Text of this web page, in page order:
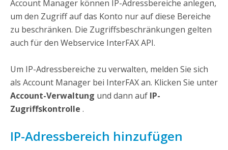
Account Manager können IP-Adressbereiche anlegen,
um den Zugriff auf das Konto nur auf diese Bereiche
zu beschränken. Die Zugriffsbeschränkungen gelten
auch für den Webservice InterFAXAPI.
Um IP-Adressbereiche zu verwalten, melden Sie sich
als Account Manager bei InterFAX an. Klicken Sie unter
Account-Verwaltung und dann auf IP-
Zugriffskontrolle .
IP-Adressbereich hinzufügen